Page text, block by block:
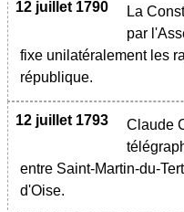
12 juillet 1790
La
par
fixe unilatéralement les
république.
12 juillet 1793
Claude
entre Saint-Martin-du-
d'Oise.